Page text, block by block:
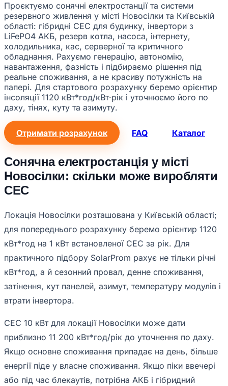
Проєктуємо сонячні електростанції та системи
резервного живлення у місті Новосілки та Київській
області: гібридні СЕС для будинку, інвертори з
LiFePO4 АКБ, резерв котла, насоса, інтернету,
холодильника, кас, серверної та критичного
обладнання. Рахуємо генерацію, автономію,
навантаження, фазність і підбираємо рішення під
реальне споживання, а не красиву потужність на
папері. Для стартового розрахунку беремо орієнтир
інсоляції 1120 кВт*год/кВт·рік і уточнюємо його по
даху, тінях, куту та азимуту.
Отримати розрахунок FAQ Каталог
Сонячна електростанція у місті
Новосілки: скільки може виробляти
СЕС
Локація Новосілки розташована у Київській області;
для попереднього розрахунку беремо орієнтир 1120
кВт*год на 1 кВт встановленої СЕС за рік. Для
практичного підбору SolarProm рахує не тільки річні
кВт*год, а й сезонний провал, денне споживання,
затінення, кут панелей, азимут, температуру модулів і
втрати інвертора.
СЕС 10 кВт для локації Новосілки може дати
приблизно 11 200 кВт*год/рік до уточнення по даху.
Якщо основне споживання припадає на день, більше
енергії піде у власне споживання. Якщо піки ввечері
або під час блекаутів, потрібна АКБ і гібридний